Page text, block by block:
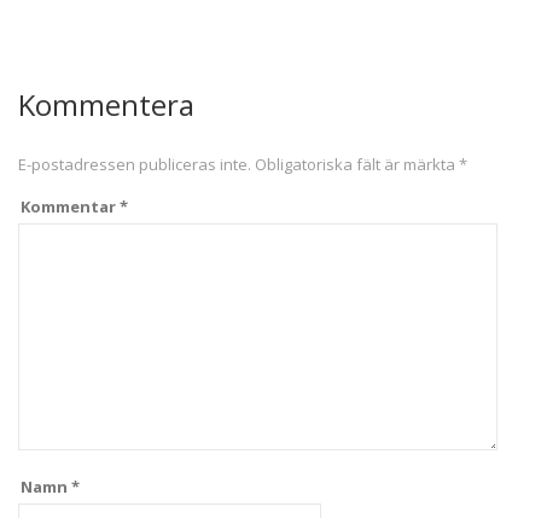
Kommentera
E-postadressen publiceras inte. Obligatoriska fält är märkta *
Kommentar*
Namn *